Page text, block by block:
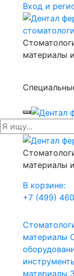
Вход и
материалы
материалы
В корзине:
+7 (499)
материалы
материалы